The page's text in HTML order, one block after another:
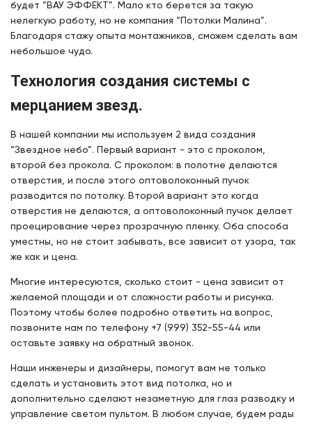
будет “ВАУ ЭФФЕКТ”. Мало кто берется за такую
нелегкую работу, но не компания “Потолки Малина”.
Благодаря стажу опыта монтажников, сможем сделать вам
небольшое чудо.
Технология создания системы с
мерцанием звезд.
В нашей компании мы используем 2 вида создания
“Звездное небо”. Первый вариант - это с проколом,
второй без прокола. С проколом: в полотне делаются
отверстия, и после этого оптоволоконный пучок
разводится по потолку. Второй вариант это когда
отверстия не делаются, а оптоволоконный пучок делает
проецирование через прозрачную пленку. Оба способа
уместны, но не стоит забывать, все зависит от узора, так
же как и цена.
Многие интересуются, сколько стоит - цена зависит от
желаемой площади и от сложности работы и рисунка.
Поэтому чтобы более подробно ответить на вопрос,
позвоните нам по телефону +7 (999) 352-55-44 или
оставьте заявку на обратный звонок.
Наши инженеры и дизайнеры, помогут вам не только
сделать и установить этот вид потолка, но и
дополнительно сделают незаметную для глаз разводку и
управление светом пультом. В любом случае, будем рады